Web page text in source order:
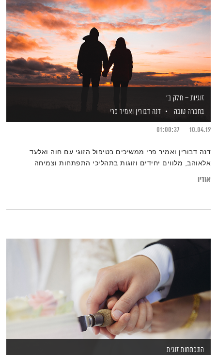
זוגיות – חלק ב'
בחברה טובה
דנה דבורין ואמיר פרי
10.04.19
01:00:37
דנה דבורין ואמיר פרי ממשיכים בטיפול הזוגי עם חוה ואלעד
אלאוהב, מלווים יחידים וזוגות בתהליכי התפתחות וצמיחה
אודיו
התפתחות זוגית